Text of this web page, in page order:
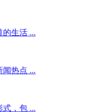
生活 ...
热点 ...
，包 ...